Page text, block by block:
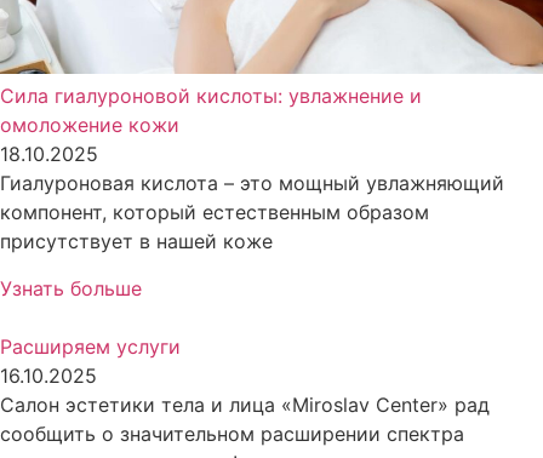
Сила гиалуроновой кислоты: увлажнение и
омоложение кожи
18.10.2025
Гиалуроновая кислота – это мощный увлажняющий
компонент, который естественным образом
присутствует в нашей коже
Узнать больше
Расширяем услуги
16.10.2025
Салон эстетики тела и лица «Miroslav Center» рад
сообщить о значительном расширении спектра